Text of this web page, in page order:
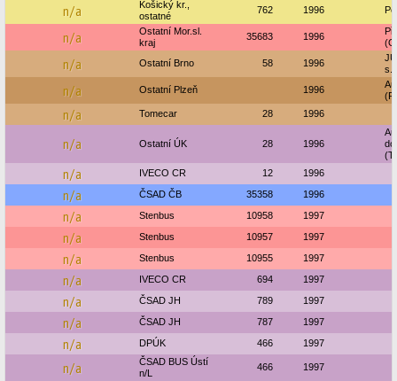
n/a
Košický kr.,
ostatné
762 1996
n/a
Ostatní Mor.sl.
kraj
35683 1996
n/a Ostatní Brno 58 1996
n/a Ostatní Plzeň 1996
n/a Tomecar 28 1996
n/a Ostatní ÚK 28 1996
n/a IVECO CR 12 1996
n/a ČSAD ČB 35358 1996
n/a Stenbus 10958 1997
n/a Stenbus 10957 1997
n/a Stenbus 10955 1997
n/a IVECO CR 694 1997
n/a ČSAD JH 789 1997
n/a ČSAD JH 787 1997
n/a DPÚK 466 1997
n/a
ČSAD BUS Ústí
n/L
466 1997